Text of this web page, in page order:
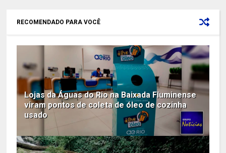
RECOMENDADO PARA VOCÊ
Lojas da Águas do Rio na Baixada Fluminense
viram pontos de coleta de óleo de cozinha
usado